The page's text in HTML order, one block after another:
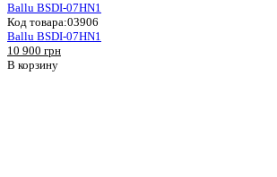
Ballu BSDI-07HN1
Код товара:03906
Ballu BSDI-07HN1
10 900 грн
В корзину